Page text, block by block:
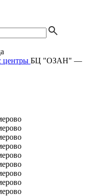
центры БЦ "ОЗАН" —